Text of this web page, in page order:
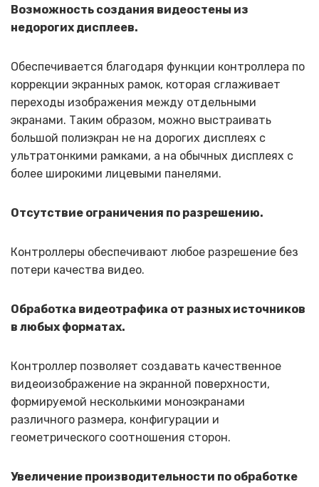
Возможность создания видеостены из
недорогих дисплеев.
Обеспечивается благодаря функции контроллера по
коррекции экранных рамок, которая сглаживает
переходы изображения между отдельными
экранами. Таким образом, можно выстраивать
большой полиэкран не на дорогих дисплеях с
ультратонкими рамками, а на обычных дисплеях с
более широкими лицевыми панелями.
Отсутствие ограничения по разрешению.
Контроллеры обеспечивают любое разрешение без
потери качества видео.
Обработка видеотрафика от разных источников
в любых форматах.
Контроллер позволяет создавать качественное
видеоизображение на экранной поверхности,
формируемой несколькими моноэкранами
различного размера, конфигурации и
геометрического соотношения сторон.
Увеличение производительности по обработке